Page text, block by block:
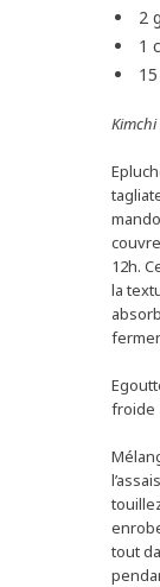
2
1
12h.
la
froide
tout